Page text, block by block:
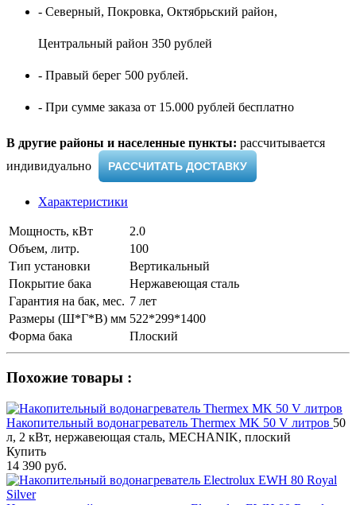
- Северный, Покровка, Октябрьский район,
Центральный район 350 рублей
- Правый берег 500 рублей.
- При сумме заказа от 15.000 рублей бесплатно
В другие районы и населенные пункты: рассчитывается
индивидуально ​
РАССЧИТАТЬ ДОСТАВКУ
Характеристики
Мощность, кВт
2.0
Объем, литр.
100
Тип установки
Вертикальный
Покрытие бака
Нержавеющая сталь
Гарантия на бак, мес. 7 лет
Размеры (Ш*Г*В) мм 522*299*1400
Форма бака
Плоский
Похожие товары :
Накопительный водонагреватель Thermex MK 50 V литров 50
л, 2 кВт, нержавеющая сталь, MECHANIK, плоский
Купить
14 390 руб.